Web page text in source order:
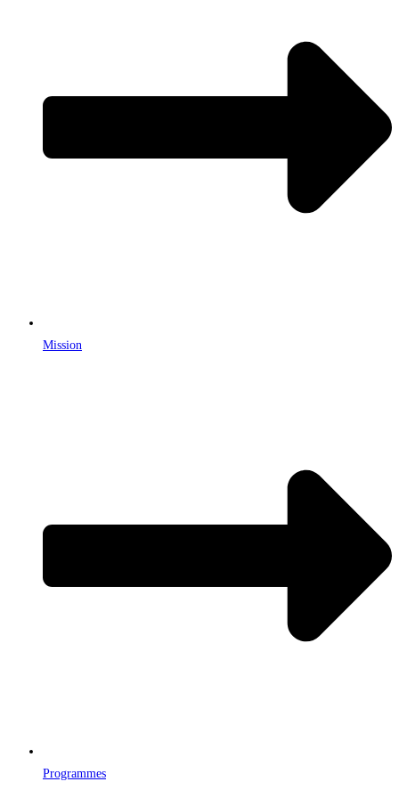
Mission
Programmes